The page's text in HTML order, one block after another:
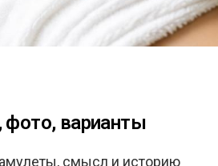
варианты
смысл и историю